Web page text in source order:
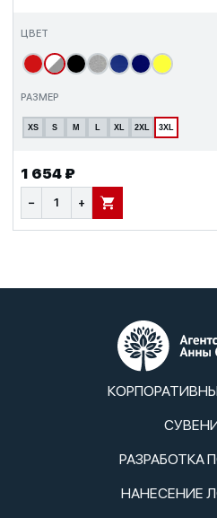
ЦВЕТ
РАЗМЕР
XS S M XL 2XL 3XL
1 654 ₽
− + В КОРЗИНУ
РАЗРАБОТКА
НАНЕСЕНИЕ